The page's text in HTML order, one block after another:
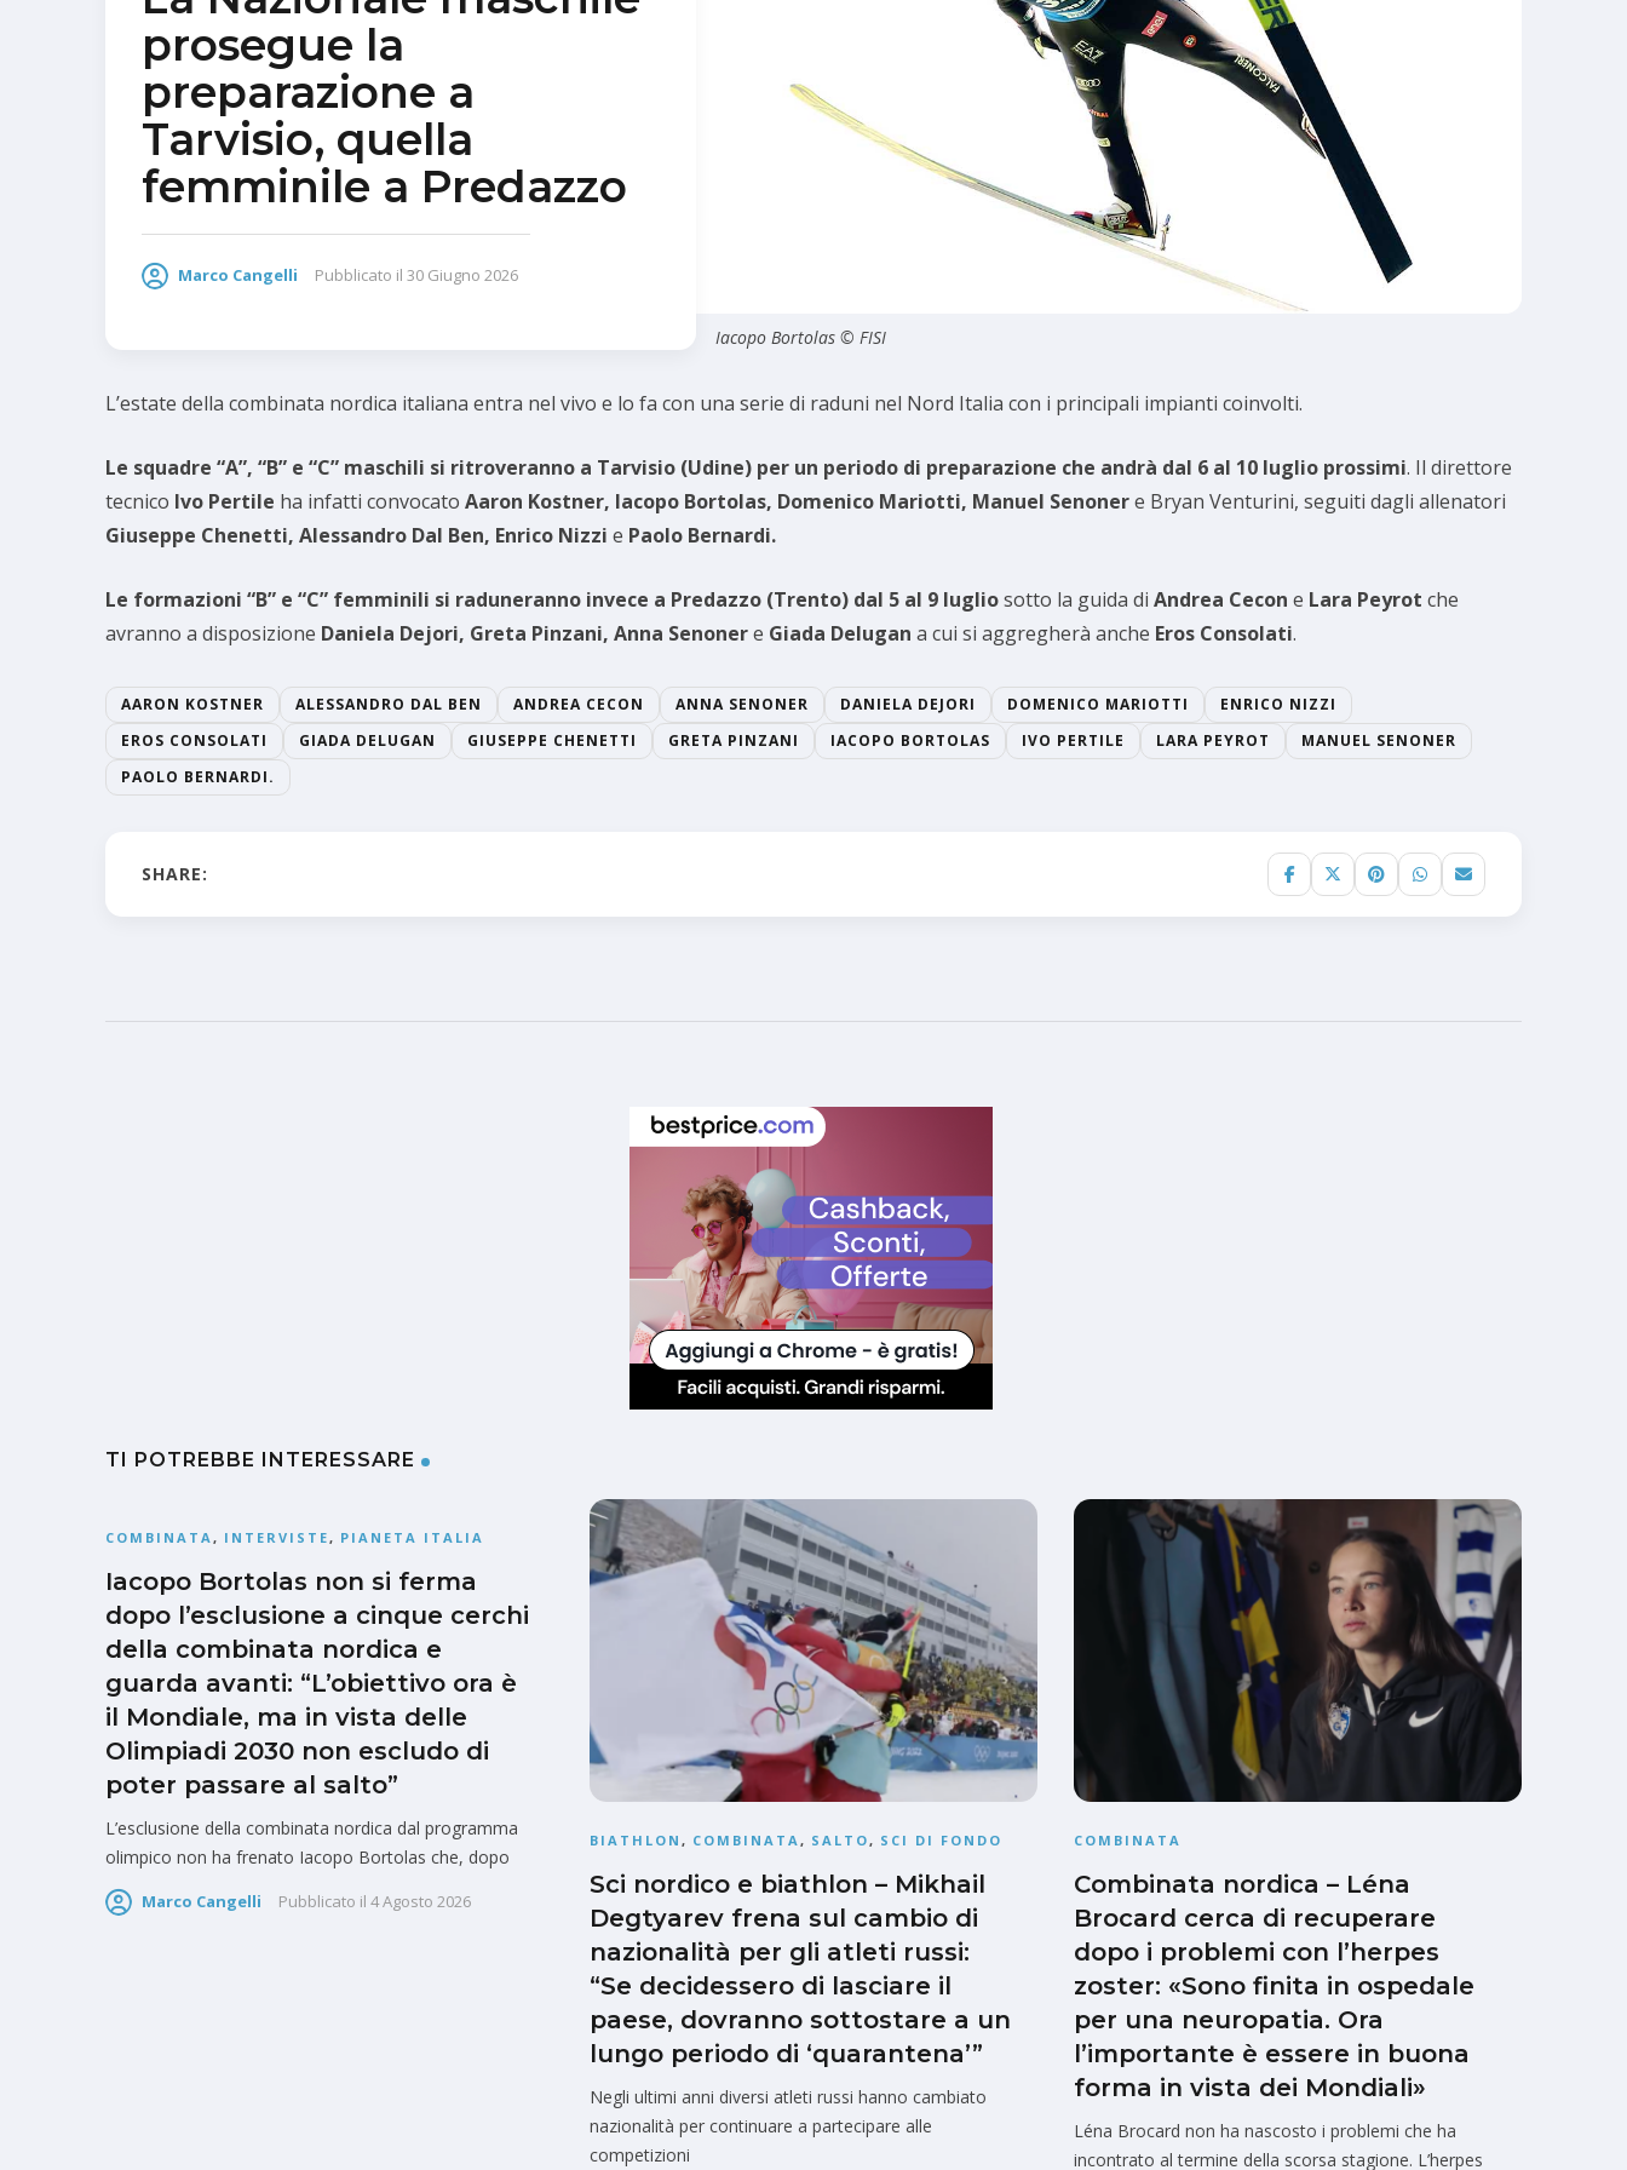
prosegue la
preparazione a
Tarvisio, quella
femminile a Predazzo
Marco Cangelli Pubblicato il 30 Giugno 2026
Iacopo Bortolas © FISI
L’estate della combinata nordica italiana entra nel vivo e lo fa con una serie di raduni nel Nord Italia con i principali impianti coinvolti.
Le squadre “A”, “B” e “C” maschili si ritroveranno a Tarvisio (Udine) per un periodo di preparazione che andrà dal 6 al 10 luglio prossimi. Il direttore
tecnico Ivo Pertile ha infatti convocato Aaron Kostner, Iacopo Bortolas, Domenico Mariotti, Manuel Senonere Bryan Venturini, seguiti dagli allenatori
Giuseppe Chenetti, Alessandro Dal Ben, Enrico Nizzi e Paolo Bernardi.
Le formazioni “B” e “C” femminili si raduneranno invece a Predazzo (Trento) dal 5 al 9 lugliosotto la guida di Andrea Cecon e Lara Peyrot che
avranno a disposizione Daniela Dejori, Greta Pinzani, Anna Senonere Giada Delugan a cui si aggregherà anche Eros Consolati.
AARON KOSTNER ALESSANDRO DAL BEN ANDREA CECON ANNA SENONER DANIELA DEJORI DOMENICO MARIOTTI
ENRICO NIZZI
EROS CONSOLATI
GIADA DELUGAN GIUSEPPE CHENETTI GRETA PINZANI IACOPO BORTOLAS IVO PERTILE LARA PEYROT
MANUEL SENONER
PAOLO BERNARDI.
SHARE:
TI POTREBBE INTERESSARE
COMBINATA, INTERVISTE, PIANETA ITALIA
Iacopo Bortolas non si ferma
dopo l’esclusione a cinque cerchi
della combinata nordica e
guarda avanti: “L’obiettivo ora è
il Mondiale, ma in vista delle
Olimpiadi 2030 non escludo di
poter passare al salto”
L’esclusione della combinata nordica dal programma
olimpico non ha frenato Iacopo Bortolas che, dopo
Marco Cangelli Pubblicato il 4 Agosto 2026
BIATHLON , COMBINATA, SALTO, SCI DI FONDO
Sci nordico e biathlon – Mikhail
Degtyarev frena sul cambio di
nazionalità per gli atleti russi:
“Se decidessero di lasciare il
paese, dovranno sottostare a un
lungo periodo di ‘quarantena’”
Negli ultimi anni diversi atleti russi hanno cambiato
nazionalità per continuare a partecipare alle
competizioni
COMBINATA
Combinata nordica – Léna
Brocard cerca di recuperare
dopo i problemi con l’herpes
zoster: «Sono finita in ospedale
per una neuropatia. Ora
l’importante è essere in buona
forma in vista dei Mondiali»
Léna Brocard non ha nascosto i problemi che ha
incontrato al termine della scorsa stagione. L’herpes